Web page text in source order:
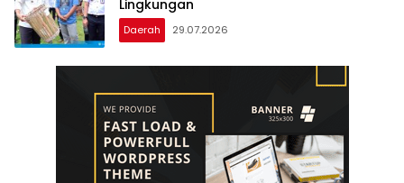
Lingkungan
Daerah 29.07.2026